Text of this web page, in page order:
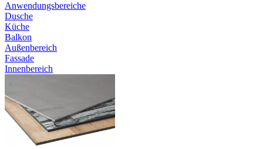
Anwendungsbereiche
Dusche
Küche
Balkon
Außenbereich
Fassade
Innenbereich